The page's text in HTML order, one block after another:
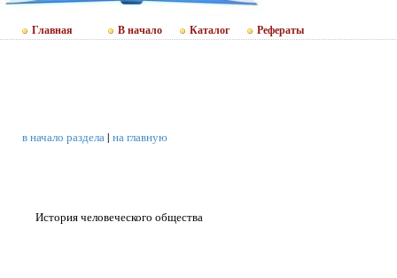
Главная В начало Каталог Рефераты
в начало раздела| на главную
История человеческого общества